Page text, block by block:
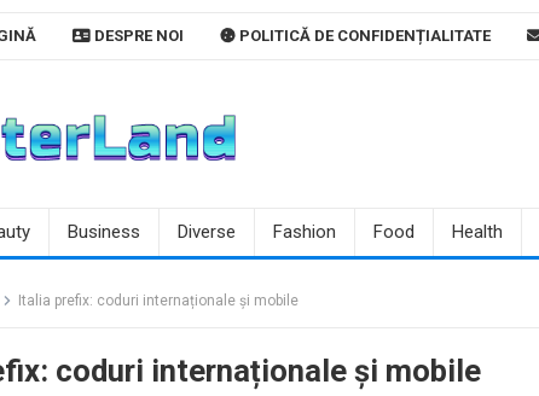
DESPRE NOI POLITICĂ DE CONFIDENȚIALITATE
Business Diverse Fashion Food Health
Italia prefix: coduri internaționale și mobile
coduri internaționale și mobile